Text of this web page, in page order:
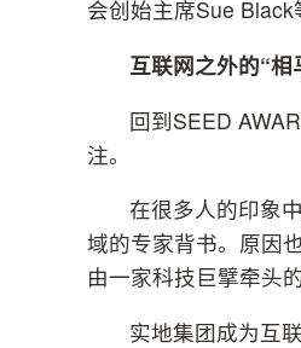
会创始主席Sue Black
互联网之外的“相
回到SEED
注。
在很多人的印象
域的专家背书。原因
由一家科技巨擘牵头
实地集团成为互